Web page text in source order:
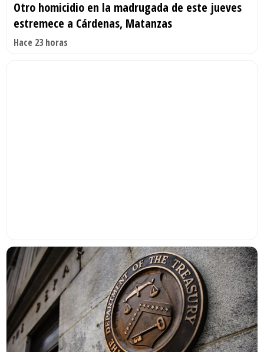
Otro homicidio en la madrugada de este jueves
estremece a Cárdenas, Matanzas
Hace 23 horas